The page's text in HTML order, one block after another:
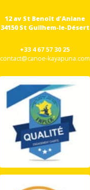
12 av St Benoît d'Aniane
34150 St Guilhem-le-Désert
+33 4 67 57 30 25
contact@canoe-kayapuna.com